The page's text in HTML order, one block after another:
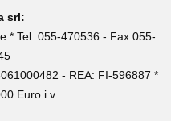
srl:
* Tel. 055-470536 - Fax 055-
- REA: FI-596887 *
Euro i.v.